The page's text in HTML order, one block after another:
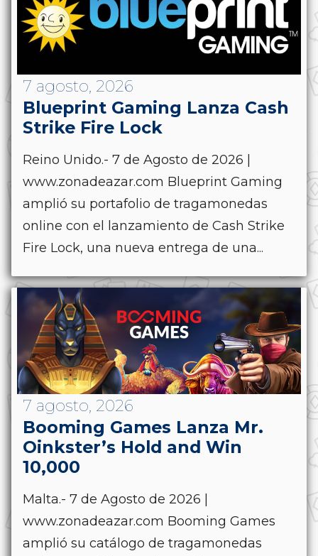
7 agosto, 2026
Blueprint Gaming Lanza Cash
Strike Fire Lock
Reino Unido.- 7 de Agosto de 2026 |
www.zonadeazar.com Blueprint Gaming
amplió su portafolio de tragamonedas
online con el lanzamiento de Cash Strike
Fire Lock, una nueva entrega de una...
7 agosto, 2026
Booming Games Lanza Mr.
Oinkster’s Hold and Win
10,000
Malta.- 7 de Agosto de 2026 |
www.zonadeazar.com Booming Games
amplió su catálogo de tragamonedas